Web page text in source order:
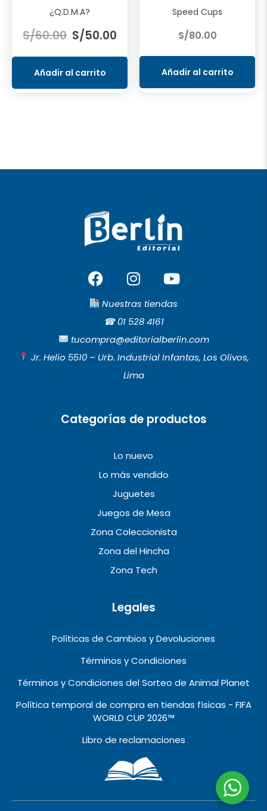
¿Q.D.M.A?
S/60.00 precio
original
era:
S/60.00.
S/50.00
actual
S/50.00.
Añadir al carrito
Speed Cups
S/80.00
Añadir al carrito
F
a
c
b
o
o
I
n
s
t
a
g
r
a
Y
o
u
u
b
e
Nuestras tiendas
☎︎01 528 4161
tucompra@editorialberlin.com
Jr. Helio 5510 – Urb. Industrial Infantas, Los Olivos,
Lima
Categorías de productos
Lo nuevo
Lo más vendido
Juguetes
Juegos de Mesa
Zona Coleccionista
Zona del Hincha
Zona Tech
Legales
Políticas de Cambios y Devoluciones
Términos y Condiciones
Términos y Condiciones del Sorteo de Animal Planet
Política temporal de compra en tiendas físicas - FIFA
WORLD CUP 2026™️
Libro de reclamaciones